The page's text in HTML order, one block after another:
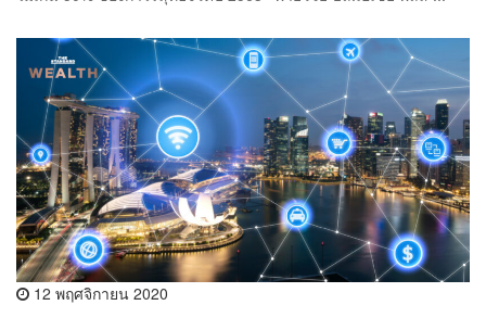
12 พฤศจิกายน 2020